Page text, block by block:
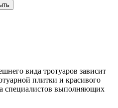
вида тротуаров зависит
плитки и красивого
специалистов выполняющих